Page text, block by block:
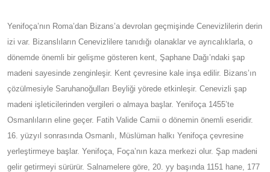
Yenifoça’nın Roma’dan Bizans’a devrolan geçmişinde Cenevizlilerin derin
izi var. Bizanslıların Cenevizlilere tanıdığı olanaklar ve ayrıcalıklarla, o
dönemde önemli bir gelişme gösteren kent, Şaphane Dağı’ndaki şap
madeni sayesinde zenginleşir. Kent çevresine kale inşa edilir. Bizans’ın
çözülmesiyle Saruhanoğulları Beyliği yörede etkinleşir. Cenevizli şap
madeni işleticilerinden vergileri o almaya başlar. Yenifoça 1455’te
Osmanlıların eline geçer. Fatih Valide Camii o dönemin önemli eseridir.
16. yüzyıl sonrasında Osmanlı, Müslüman halkı Yenifoça çevresine
yerleştirmeye başlar. Yenifoça, Foça’nın kaza merkezi olur. Şap madeni
gelir getirmeyi sürürür. Salnamelere göre, 20. yy başında 1151 hane, 177